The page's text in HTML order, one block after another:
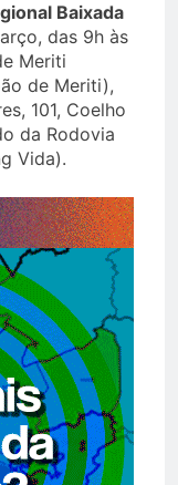
Baixada
das 9h às
Meriti
de Meriti),
101, Coelho
da Rodovia
Vida).